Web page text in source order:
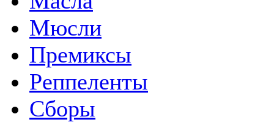
Мюсли
Премиксы
Реппеленты
Сборы